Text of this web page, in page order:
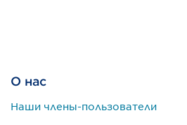
О нас
Наши члены-пользователи